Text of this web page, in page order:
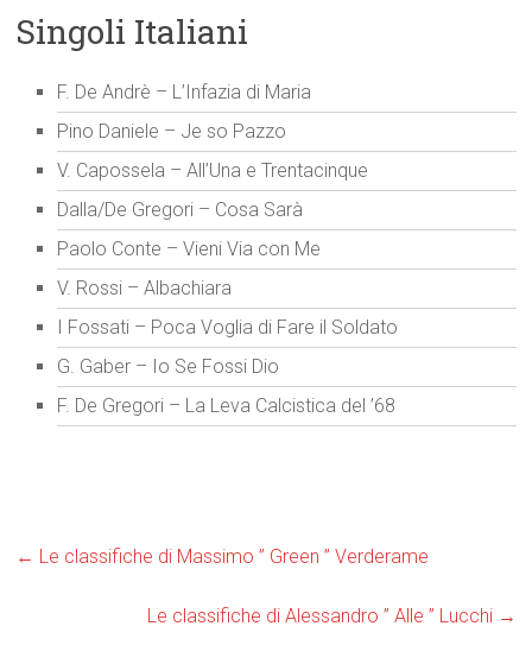
Singoli Italiani
F. De Andrè – L’Infazia di Maria
Pino Daniele – Je so Pazzo
V. Capossela – All’Una e Trentacinque
Dalla/De Gregori – Cosa Sarà
Paolo Conte – Vieni Via con Me
V. Rossi – Albachiara
I Fossati – Poca Voglia di Fare il Soldato
G. Gaber – Io Se Fossi Dio
F. De Gregori – La Leva Calcistica del ’68
← Le classifiche di Massimo ” Green ” Verderame
Le classifiche di Alessandro ” Alle ” Lucchi →